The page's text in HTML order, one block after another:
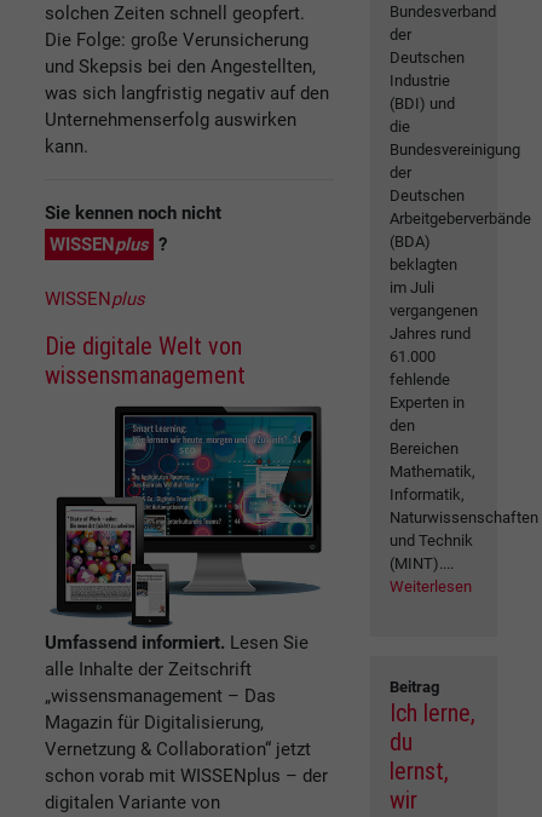
solchen Zeiten schnell geopfert.
Die Folge: große Verunsicherung
und Skepsis bei den Angestellten,
was sich langfristig negativ auf den
Unternehmenserfolg auswirken
kann.
Sie kennen noch nicht
WISSENplus ?
WISSENplus
Die digitale Welt von
wissensmanagement
Umfassend informiert. Lesen Sie
alle Inhalte der Zeitschrift
„wissensmanagement – Das
Magazin für Digitalisierung,
Vernetzung & Collaboration“ jetzt
schon vorab mit WISSENplus – der
digitalen Variante von
Bundesverband
der
Deutschen
Industrie
(BDI) und
die
Bundesvereinigung
der
Deutschen
Arbeitgeberverbände
(BDA)
beklagten
im Juli
vergangenen
Jahres rund
61.000
fehlende
Experten in
den
Bereichen
Mathematik,
Informatik,
Naturwissenschaften
und Technik
(MINT)....
Weiterlesen
Beitrag
Ich lerne,
du
lernst,
wir